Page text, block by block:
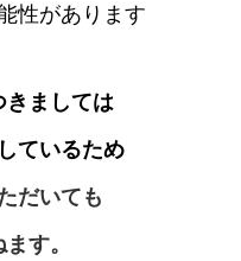
性があります
きましては
ているため
だいても
す。